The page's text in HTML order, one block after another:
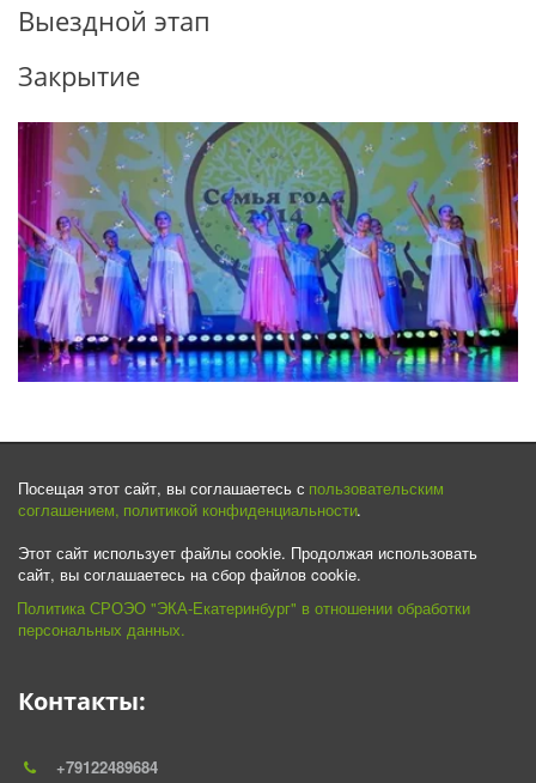
Выездной этап
Закрытие
Посещая этот сайт, вы соглашаетесь с пользовательским
соглашением, политикой конфиденциальности.
Этот сайт использует файлы cookie. Продолжая использовать
сайт, вы соглашаетесь на сбор файлов cookie.
Политика СРОЭО "ЭКА-Екатеринбург" в отношении обработки
персональных данных.
Контакты:
+79122489684